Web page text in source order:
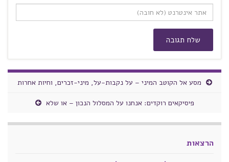
מסע אל הקוטב המיני – על נקבות-על, מיני-זכרים, וחיות אחרות
פיסיקאים רוקדים: אנחנו על המסלול הנכון – או שלא
הרצאות